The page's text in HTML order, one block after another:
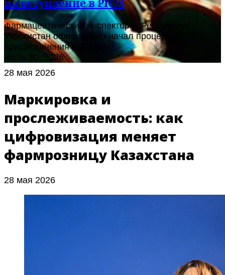
на вступление в PIC/S
Фармацевтический инспекторат Республики
Узбекистан официально начал процедуру
присоединения к Систем...
июль 30, 2026
28 мая 2026
Маркировка и
прослеживаемость: как
цифровизация меняет
фармрозницу Казахстана
28 мая 2026